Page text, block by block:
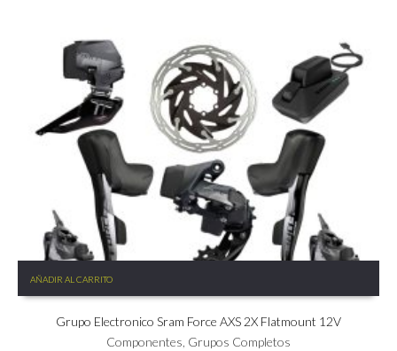
AÑADIR AL CARRITO
Grupo Electronico Sram Force AXS 2X Flatmount 12V
Componentes Grupos Completos